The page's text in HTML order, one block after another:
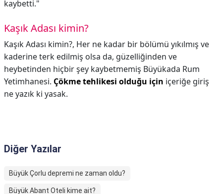
kaybetti."
Kaşık Adası kimin?
Kaşık Adası kimin?, Her ne kadar bir bölümü yıkılmış ve
kaderine terk edilmiş olsa da, güzelliğinden ve
heybetinden hiçbir şey kaybetmemiş Büyükada Rum
Yetimhanesi. Çökme tehlikesi olduğu için içeriğe giriş
ne yazık ki yasak.
Diğer Yazılar
Büyük Çorlu depremi ne zaman oldu?
Büyük Abant Oteli kime ait?